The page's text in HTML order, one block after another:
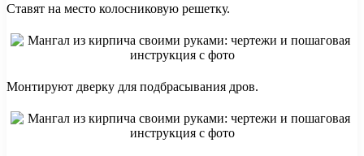
Ставят на место колосниковую решетку.
Монтируют дверку для подбрасывания дров.